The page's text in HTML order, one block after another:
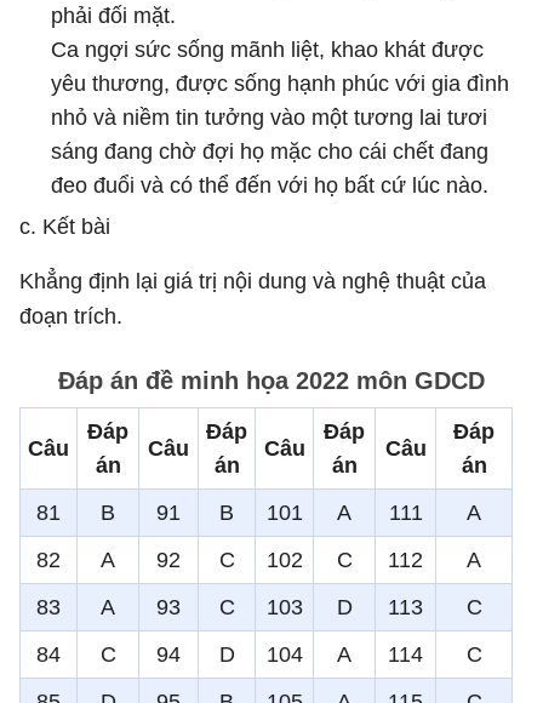
phải đối mặt.
Ca ngợi sức sống mãnh liệt, khao khát được
yêu thương, được sống hạnh phúc với gia đình
nhỏ và niềm tin tưởng vào một tương lai tươi
sáng đang chờ đợi họ mặc cho cái chết đang
đeo đuổi và có thể đến với họ bất cứ lúc nào.
c. Kết bài
Khẳng định lại giá trị nội dung và nghệ thuật của
đoạn trích.
Đáp án đề minh họa 2022 môn GDCD
Câu
Đáp
án
Câu
Đáp
án
Câu
Đáp
án
Câu
Đáp
án
81
B 91 B 101 A 111
A
82
A 92 C 102 C 112
A
83
A 93 C 103 D 113
C
84
C 94 D 104 A 114
C